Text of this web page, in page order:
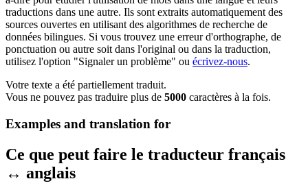
traductions dans une autre. Ils sont extraits automatiquement des
sources ouvertes en utilisant des algorithmes de recherche de
données bilingues. Si vous trouvez une erreur d'orthographe, de
ponctuation ou autre soit dans l'original ou dans la traduction,
utilisez l'option "Signaler un problème" ou écrivez-nous.
Votre texte a été partiellement traduit.
Vous ne pouvez pas traduire plus de 5000 caractères à la fois.
Examples and translation for
Ce que peut faire le traducteur français
↔ anglais